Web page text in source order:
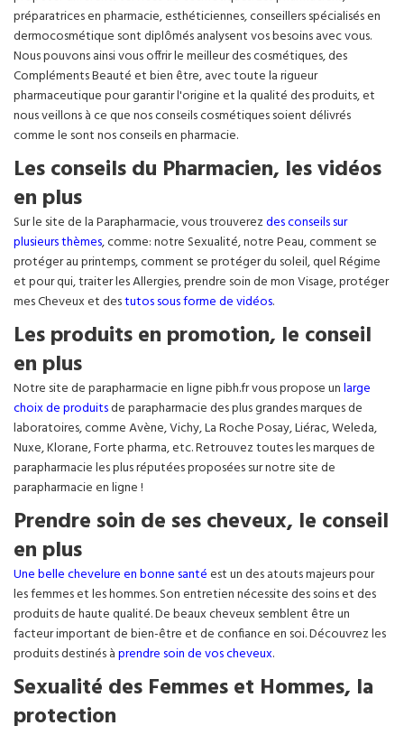
préparatrices en pharmacie, esthéticiennes, conseillers spécialisés en
dermocosmétique sont diplômés analysent vos besoins avec vous.
Nous pouvons ainsi vous offrir le meilleur des cosmétiques, des
Compléments Beauté et bien être, avec toute la rigueur
pharmaceutique pour garantir l'origine et la qualité des produits, et
nous veillons à ce que nos conseils cosmétiques soient délivrés
comme le sont nos conseils en pharmacie.
Les conseils du Pharmacien, les vidéos
en plus
Sur le site de la Parapharmacie, vous trouverezdes conseils sur
plusieurs thèmes, comme: notre Sexualité, notre Peau, comment se
protéger au printemps, comment se protéger du soleil, quel Régime
et pour qui, traiter les Allergies, prendre soin de mon Visage, protéger
mes Cheveux et destutos sous forme de vidéos.
Les produits en promotion, le conseil
en plus
Notre site de parapharmacie en ligne pibh.fr vous propose unlarge
choix de produitsde parapharmacie des plus grandes marques de
laboratoires, comme Avène, Vichy, La Roche Posay, Liérac, Weleda,
Nuxe, Klorane, Forte pharma, etc. Retrouvez toutes les marques de
parapharmacie les plus réputées proposées sur notre site de
parapharmacie en ligne !
Prendre soin de ses cheveux, le conseil
en plus
Une belle chevelure en bonne santéest un des atouts majeurs pour
les femmes et les hommes. Son entretien nécessite des soins et des
produits de haute qualité. De beaux cheveux semblent être un
facteur important de bien-être et de confiance en soi. Découvrez les
produits destinés àprendre soin de vos cheveux.
Sexualité des Femmes et Hommes, la
protection